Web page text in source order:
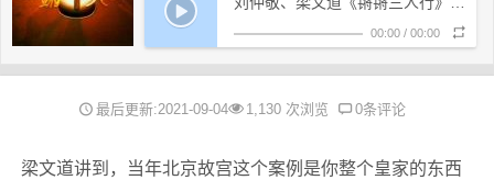
00:00 / 00:00
最后更新:2021-09-04 1,130 次浏览 0条评论
梁文道讲到，当年北京故宫这个案例是你整个皇家的东西